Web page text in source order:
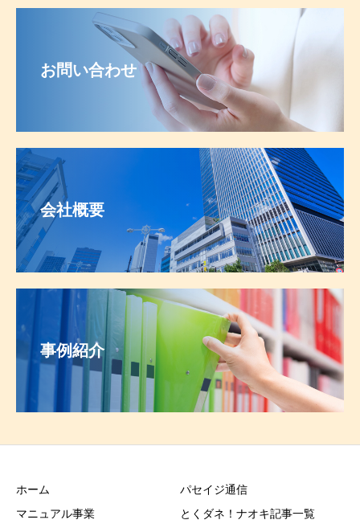
お問い合わせ
会社概要
事例紹介
ホーム
マニュアル事業
パセイジ通信
とくダネ！ナオキ記事一覧